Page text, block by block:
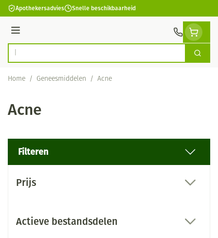
Ga naar de inhoud
Apothekersadvies Snelle beschikbaarheid
Menu
Product, merk, categorie... Zoek
Home / Geneesmiddelen / Acne
Acne
Filteren
Prijs
Actieve bestandsdelen